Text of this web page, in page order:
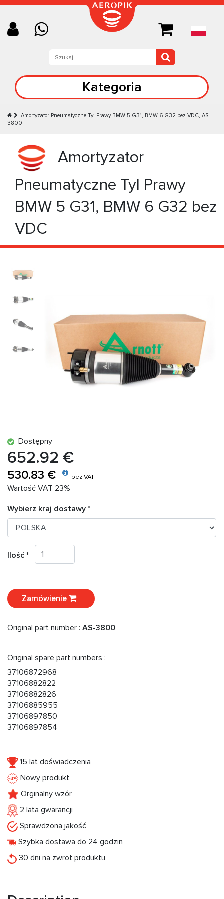
Kategoria
Amortyzator Pneumatyczne Tyl Prawy BMW 5 G31, BMW 6 G32 bez VDC, AS-
3800
Amortyzator
Pneumatyczne Tyl Prawy
BMW 5 G31, BMW 6 G32 bez
VDC
Dostępny
652.92 €
530.83 € bez VAT
Wartość VAT 23%
Wybierz kraj dostawy *
Ilość *
Zamówienie
Original part number : AS-3800
Original spare part numbers :
37106872968
37106882822
37106882826
37106885955
37106897850
37106897854
15 lat doświadczenia
Nowy produkt
Orginalny wzór
2 lata gwarancji
Sprawdzona jakość
Szybka dostawa do 24 godzin
30 dni na zwrot produktu